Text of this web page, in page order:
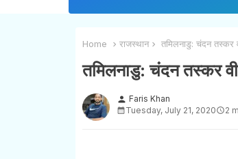
Home राजस्थान तमिलनाडु: चंदन तस्कर
तमिलनाडु: चंदन तस्कर
person Faris Khan
Tuesday, July 21, 2020
2